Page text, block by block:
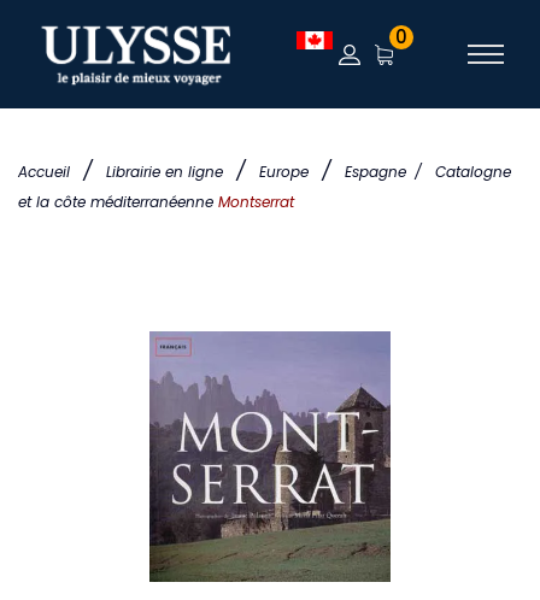
Accueil / Librairie en ligne / Europe / Espagne /
Catalogne
et la côte méditerranéenne Montserrat
0